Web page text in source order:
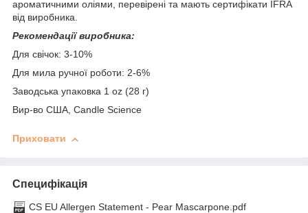
ароматичними оліями, перевірені та мають сертифікати IFRA
від виробника.
Рекомендації виробника:
Для свічок: 3-10%
Для мила ручної роботи: 2-6%
Заводська упаковка 1 oz (28 г)
Вир-во США, Candle Science
Приховати
Специфікація
CS EU Allergen Statement - Pear Mascarpone.pdf